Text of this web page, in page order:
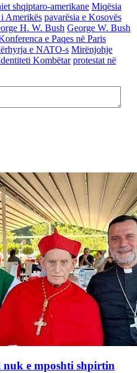
shqiptaro-amerikane Miqësia
Amerikës pavarësia e Kosovës
H. W. Bush George W. Bush
e Paqes në Paris
e NATO-s Mirënjohje
Kombëtar protestat në
e mposhti shpirtin